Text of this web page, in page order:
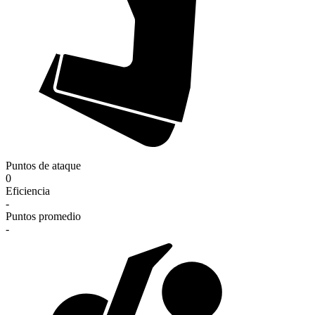
Puntos de ataque
0
Eficiencia
-
Puntos promedio
-